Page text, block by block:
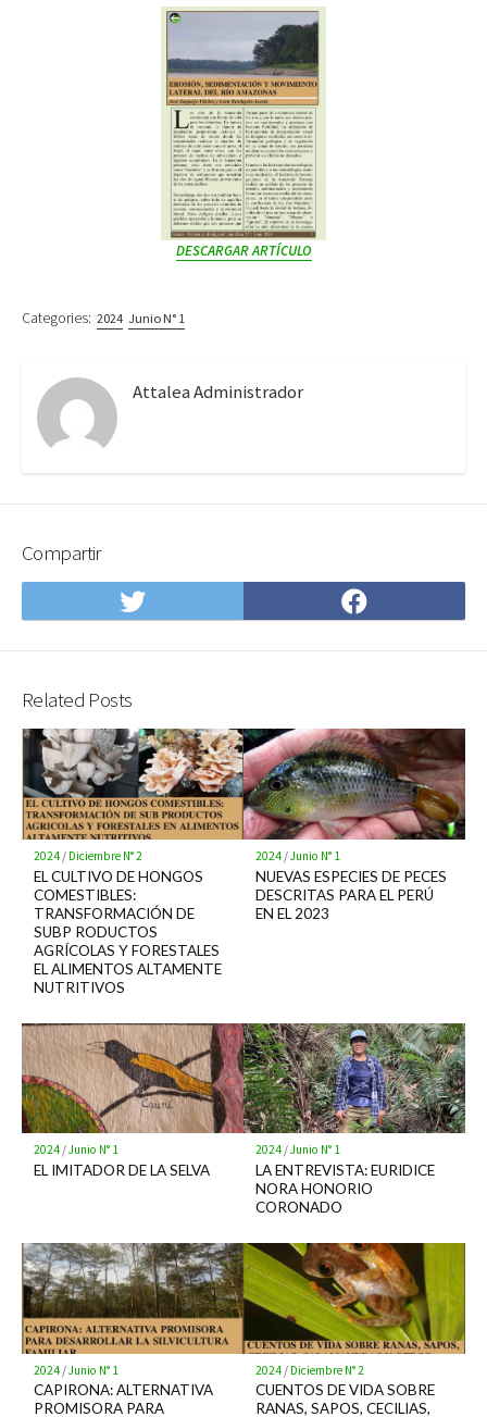
DESCARGAR ARTÍCULO
Categories: 2024 Junio N° 1
Attalea Administrador
Compartir
Compartir
en
Compartir
en
Related Posts
2024/ Diciembre N° 2
EL CULTIVO DE HONGOS
COMESTIBLES:
TRANSFORMACIÓN DE
SUBP RODUCTOS
AGRÍCOLAS Y FORESTALES
EL ALIMENTOS ALTAMENTE
NUTRITIVOS
2024/Junio N° 1
NUEVAS ESPECIES DE PECES
DESCRITAS PARA EL PERÚ
EN EL 2023
2024/Junio N° 1
EL IMITADOR DE LA SELVA
2024/Junio N° 1
LA ENTREVISTA: EURIDICE
NORA HONORIO
CORONADO
2024/Junio N° 1
CAPIRONA: ALTERNATIVA
PROMISORA PARA
2024/ Diciembre N° 2
CUENTOS DE VIDA SOBRE
RANAS, SAPOS, CECILIAS,